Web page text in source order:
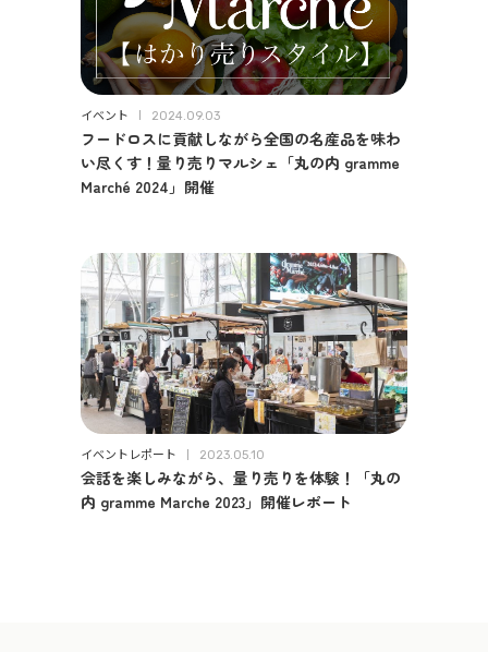
イベント 2024.09.03
フードロスに貢献しながら全国の名産品を味わ
い尽くす！量り売りマルシェ「丸の内 gramme
Marché 2024」開催
イベントレポート 2023.05.10
会話を楽しみながら、量り売りを体験！「丸の
内 gramme Marche 2023」開催レポート